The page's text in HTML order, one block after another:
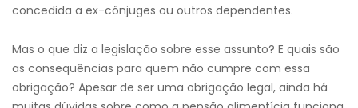
concedida a ex-cônjuges ou outros dependentes.
Mas o que diz a legislação sobre esse assunto? E quais são
as consequências para quem não cumpre com essa
obrigação? Apesar de ser uma obrigação legal, ainda há